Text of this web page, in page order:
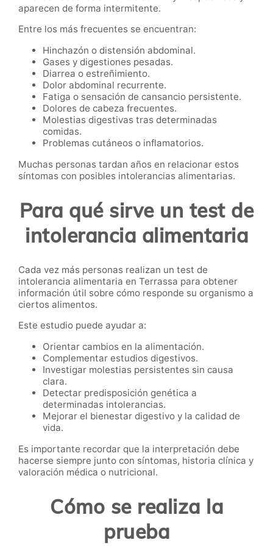
aparecen de forma intermitente.
Entre los más frecuentes se encuentran:
Hinchazón o distensión abdominal.
Gases y digestiones pesadas.
Diarrea o estreñimiento.
Dolor abdominal recurrente.
Fatiga o sensación de cansancio persistente.
Dolores de cabeza frecuentes.
Molestias digestivas tras determinadas
comidas.
Problemas cutáneos o inflamatorios.
Muchas personas tardan años en relacionar estos
síntomas con posibles intolerancias alimentarias.
Para qué sirve un test de
intolerancia alimentaria
Cada vez más personas realizan un test de
intolerancia alimentaria en Terrassa para obtener
información útil sobre cómo responde su organismo a
ciertos alimentos.
Este estudio puede ayudar a:
Orientar cambios en la alimentación.
Complementar estudios digestivos.
Investigar molestias persistentes sin causa
clara.
Detectar predisposición genética a
determinadas intolerancias.
Mejorar el bienestar digestivo y la calidad de
vida.
Es importante recordar que la interpretación debe
hacerse siempre junto con síntomas, historia clínica y
valoración médica o nutricional.
Cómo se realiza la
prueba